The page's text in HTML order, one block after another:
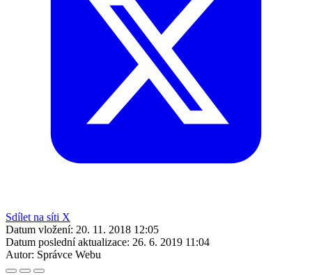
Sdílet na síti X
Datum vložení: 20. 11. 2018 12:05
Datum poslední aktualizace: 26. 6. 2019 11:04
Autor: Správce Webu